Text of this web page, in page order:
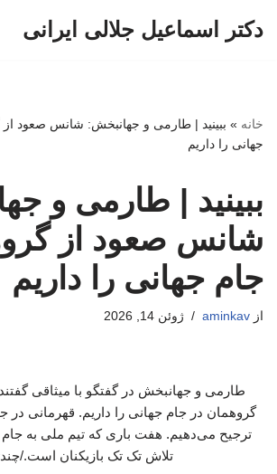
دکتر اسماعیل جلالی ایرانی
خانه » ببینید | طارمی و جهانبخش: شانس صعود از
جهانی را داریم
ببینید | طارمی و
شانس صعود از
جام جهانی را داریم
از aminkav ژوئن 14, 2026
طارمی و جهانبخش در گفتگو با میثاقی
گروهمان در جام جهانی را داریم. قهرمانی در
ترجیح می‌دهیم. هفت باری که تیم ملی به
تلاش تک تک بازیکنان است./